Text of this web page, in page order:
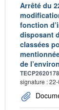
Arrêté du
fonction
disposant
classées
de
signature :